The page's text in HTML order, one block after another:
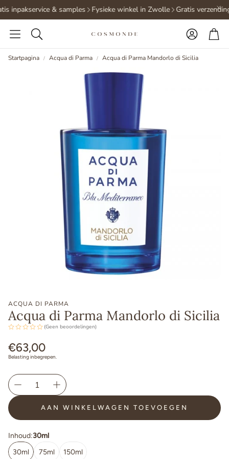
inpakservice & samples Fysieke winkel in Zwolle Gratis
Zoeken
Startpagina Acqua di Parma Acqua di Parma Mandorlo di Sicilia
ACQUA DI PARMA
Acqua di Parma Mandorlo di Sicilia
(Geen beoordelingen)
Normale
prijs
€63,00
Belasting inbegrepen.
AAN WINKELWAGEN TOEVOEGEN
Inhoud:30ml
30ml
75ml 150ml